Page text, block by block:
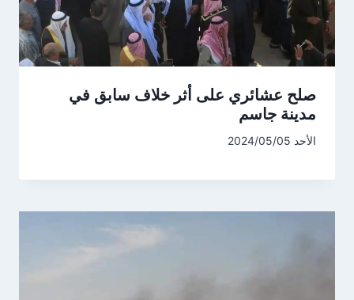
صلح عشائري على أثر خلاف سابق في
مدينة جاسم
الأحد 2024/05/05